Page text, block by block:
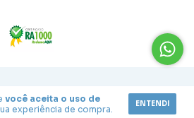
você aceita o uso de
experiência de compra.
ENTENDI
reservados.